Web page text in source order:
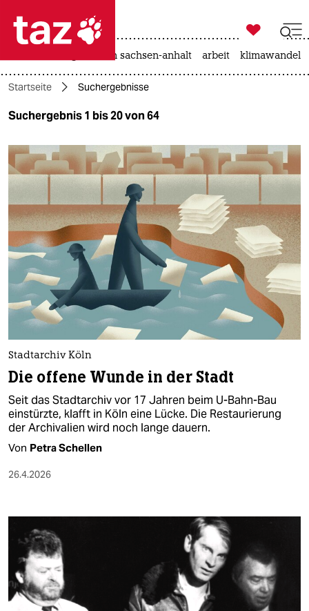
 taz zahl ich
taz zahl ich
themen
politik
öko
gesellschaft
kultur
sport
berlin
nord
wahrheit
verlag
verlag
unterstützen
abo
genossenschaft

taz zahl ich
landtagswahl in sachsen-anhalt arbeit klimawandel
Startseite Suchergebnisse
Suchergebnis 1 bis 20 von 64
Stadtarchiv Köln
Die offene Wunde in der Stadt
Seit das Stadtarchiv vor 17 Jahren beim U-Bahn-Bau
einstürzte, klafft in Köln eine Lücke. Die Restaurierung
der Archivalien wird noch lange dauern.
Von Petra Schellen
26.4.2026